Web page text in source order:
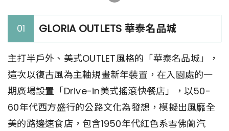
01 GLORIA OUTLETS 華泰名品城
主打半戶外、美式OUTLET風格的「華泰名品城」，
這次以復古風為主軸規畫新年裝置，在入園處的一
期廣場設置「Drive-in美式搖滾快餐店」，以50-
60年代西方盛行的公路文化為發想，模擬出風靡全
美的路邊速食店，包含1950年代紅色系雪佛蘭汽